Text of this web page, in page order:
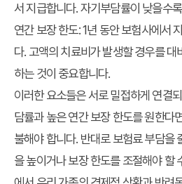
서 지급합니다. 자기부담률이 낮을수
연간 보장 한도:1년 동안 보험사에서
다. 고액의 치료비가 발생할 경우를
하는 것이 중요합니다.
이러한 요소들은 서로 밀접하게 연결
담률과 높은 연간 보장 한도를 원한다
불해야 합니다. 반대로 보험료 부담을
을 높이거나 보장 한도를 조절해야 할